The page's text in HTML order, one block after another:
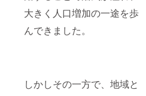
大きく人口増加の一途を歩
んできました。
しかしその一方で、地域と